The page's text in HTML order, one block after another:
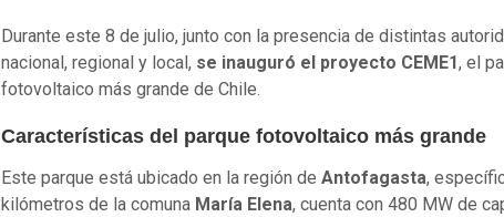
Durante este 8 de julio, junto con la presencia de distintas
nacional, regional y local, se inauguró el proyecto CEME1, el
fotovoltaico más grande de Chile.
Características del parque fotovoltaico más grande
Este parque está ubicado en la región de Antofagasta,
kilómetros de la comuna María Elena, cuenta con 480 MW de